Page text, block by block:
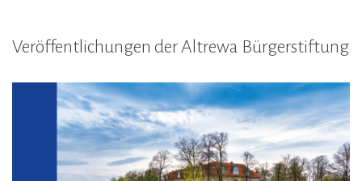
Veröffentlichungen der Altrewa Bürgerstiftung